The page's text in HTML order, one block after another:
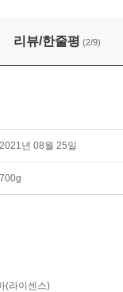
마) OST
리뷰/한줄평 (2/9)
2021년 08월 25일
700g
(라이센스)